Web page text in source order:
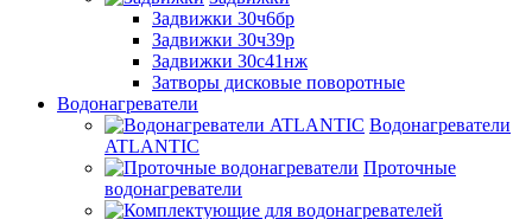
Задвижки 30ч6бр
Задвижки 30ч39р
Задвижки 30с41нж
Затворы дисковые поворотные
Водонагреватели
Водонагреватели
ATLANTIC
Проточные
водонагреватели